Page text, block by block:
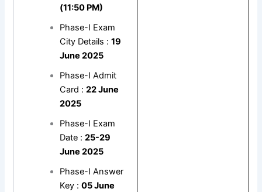
(11:50 PM)
Phase-I Exam
City Details : 19
June 2025
Phase-I Admit
Card : 22 June
2025
Phase-I Exam
Date : 25-29
June 2025
Phase-I Answer
Key : 05 June